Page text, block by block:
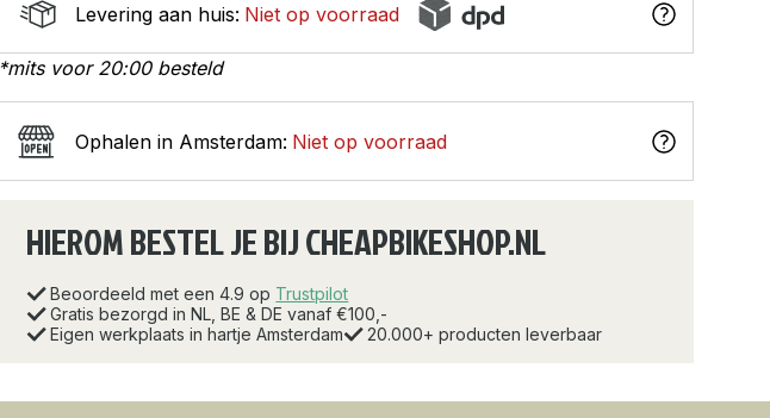
Levering aan huis: Niet op voorraad
*mits voor 20:00 besteld
Ophalen in Amsterdam: Niet op voorraad
HIEROM BESTEL JE BIJ CHEAPBIKESHOP.NL
Beoordeeld met een 4.9 op Trustpilot
Gratis bezorgd in NL, BE & DE vanaf €100,-
Eigen werkplaats in hartje Amsterdam
20.000+ producten leverbaar